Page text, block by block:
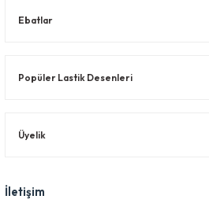
Ebatlar
Popüler Lastik Desenleri
Üyelik
İletişim